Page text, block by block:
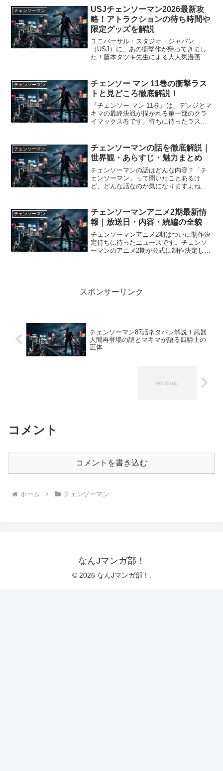
ールの種類が多すぎて全貌が掴めない」
そんな悩みを持つファンの...
チェンソーマン
USJチェンソーマン2026最新攻
略！アトラクションの待ち時間や
限定グッズを解説
ユニバーサル・スタジオ・ジャパン
（USJ）に、あの衝撃作が帰ってきまし
た！藤本タツキ先生による大人気漫画
博し、2026年の今、さらなる進化を遂げ
てパークを席巻してい...
チェンソーマン
チェンソー マン 11巻の衝撃ラス
トと見どころ徹底解説！
『チェンソー マン 11巻』は、デンジとマ
キマの最終決戦が描かれる第一部のクラ
イマックス巻です。待ちに待ったラスト
り、読者の心に深く刺さる展開となって
います。今回は、この...
チェンソーマン
チェンソーマンの話を徹底解説｜
世界観・あらすじ・魅力まとめ
チェンソーマンの話はどんな内容？「チ
ェンソーマン」って聞いたことあるけ
ど、どんな話なのか気になりますよね。
の漫画です。アクションやホラーだけで
なく、ブラックユーモアや人...
チェンソーマン
チェンソーマンアニメ2期最新情
報｜放送日・内容・続編の全貌
チェンソーマンアニメ2期はついに制作決
定待ちに待ったニュースです。チェンソ
ーマンのアニメ2期が公式に制作決定しま
スポンサーリンク
チェンソーマン87話ネタバレ解説！武器
人間再登場の謎とマキマが語る四騎士の
正体
コメント
コメントを書き込む
ホーム チェンソーマン
なんJマンガ部！
© 2026 なんJマンガ部！.